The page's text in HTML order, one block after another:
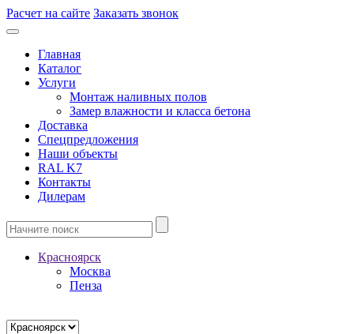
Расчет на сайте Заказать звонок
Главная
Каталог
Услуги
Монтаж наливных полов
Замер влажности и класса бетона
Доставка
Спецпредложения
Наши объекты
RAL K7
Контакты
Дилерам
Красноярск
Москва
Пенза